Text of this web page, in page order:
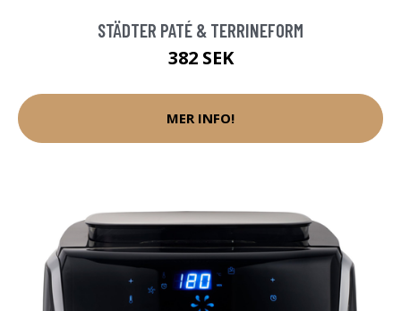
STÄDTER PATÉ & TERRINEFORM
382 SEK
MER INFO!